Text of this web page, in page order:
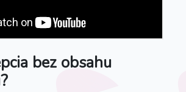
bez obsahu